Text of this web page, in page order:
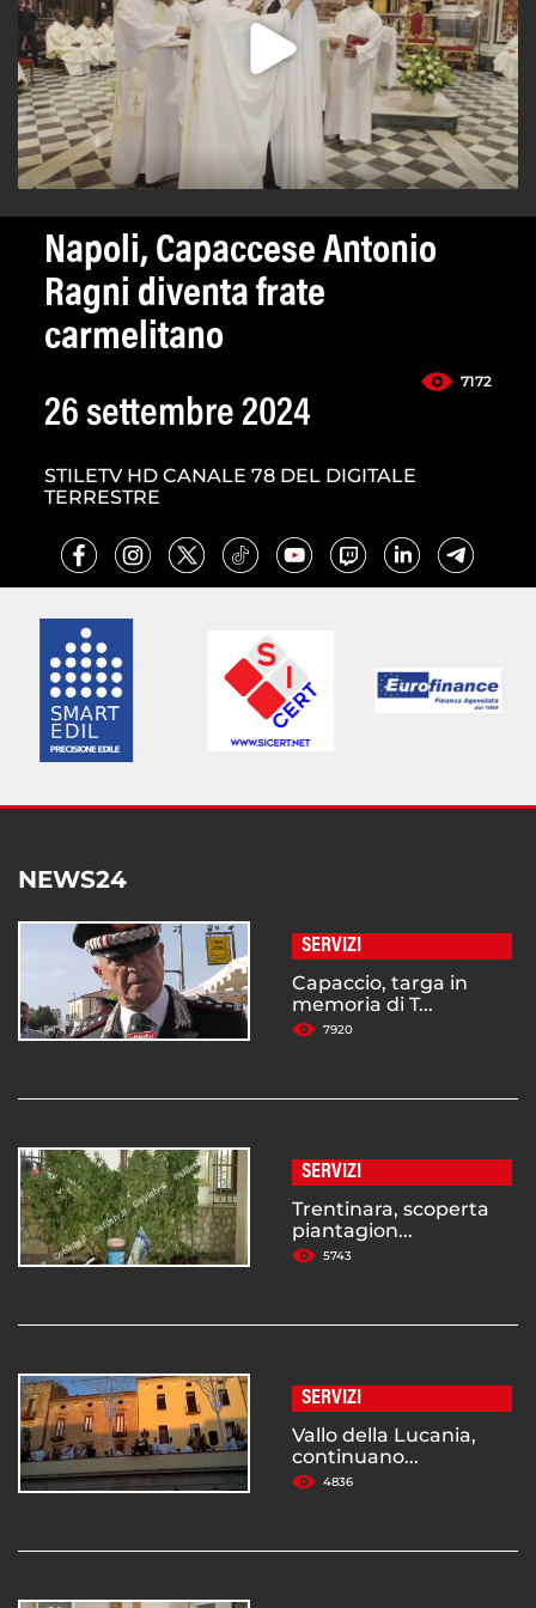
Napoli, Capaccese Antonio
Ragni diventa frate
carmelitano
7172
26 settembre 2024
STILETV HD CANALE 78 DEL DIGITALE
TERRESTRE
NEWS24
SERVIZI
Capaccio, targa in
memoria di T...
7920
SERVIZI
Trentinara, scoperta
piantagion...
5743
SERVIZI
Vallo della Lucania,
continuano...
4836